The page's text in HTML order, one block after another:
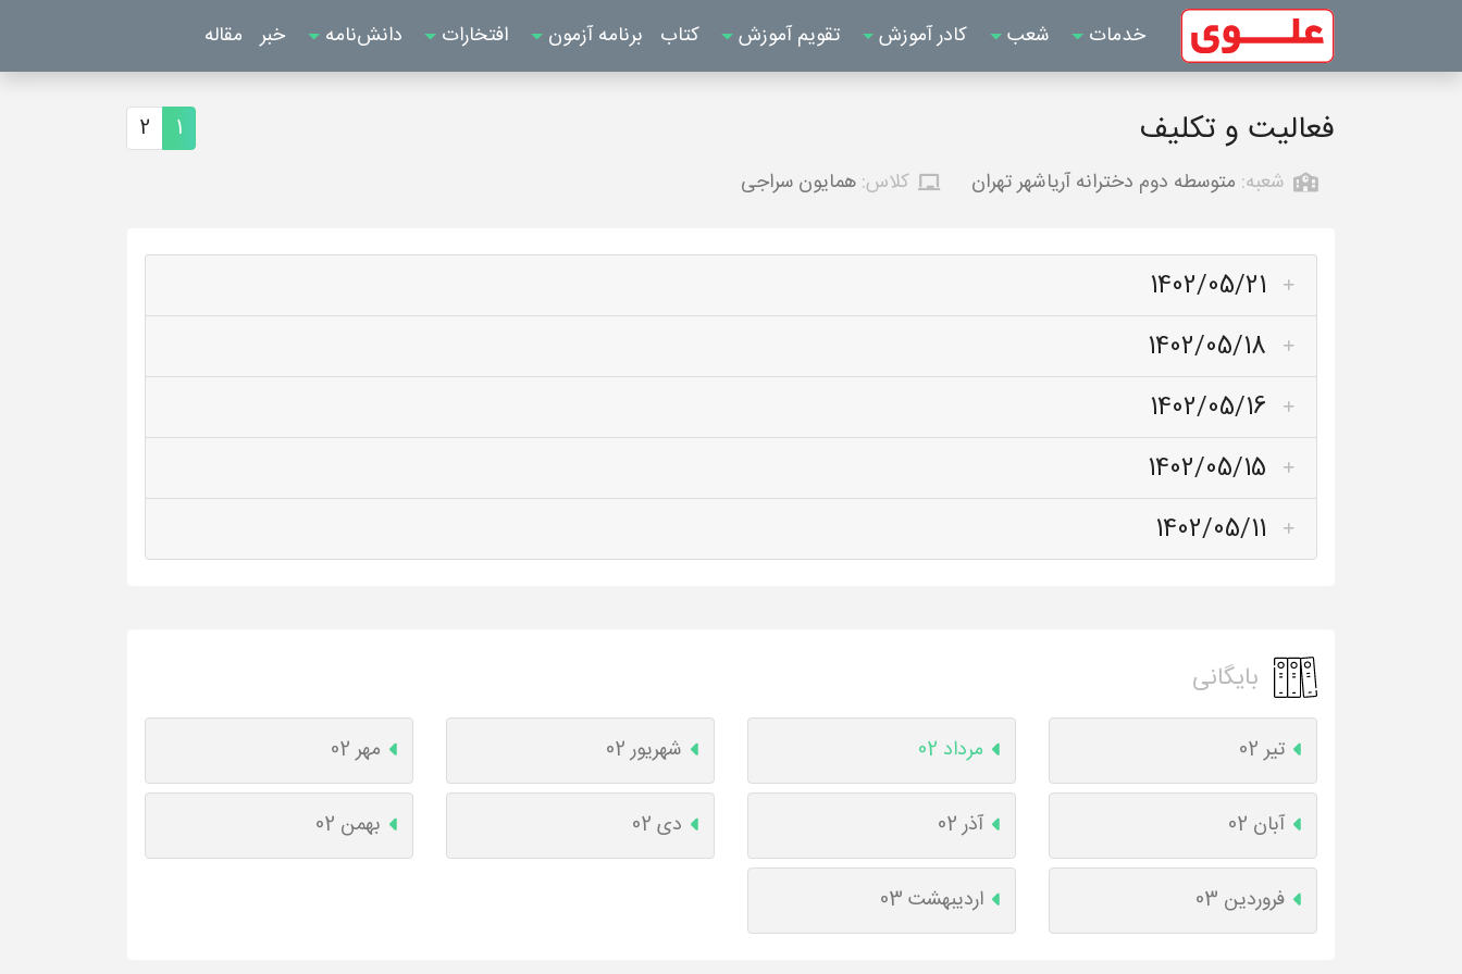
خدمات شعب کادر آموزش تقویم آموزش کتاب برنامه آزمون افتخارات دانش‌نامه خبر مقاله
فعالیت و تکلیف 1
2
شعبه: متوسطه دوم دخترانه آریاشهر تهران کلاس: همایون سراجی
1402/05/21
1402/05/18
1402/05/16
1402/05/15
1402/05/11
بایگانی
تیر 02 مرداد 02 شهریور 02 مهر 02
آبان 02 آذر 02 دی 02 بهمن 02
فروردین 03 اردیبهشت 03